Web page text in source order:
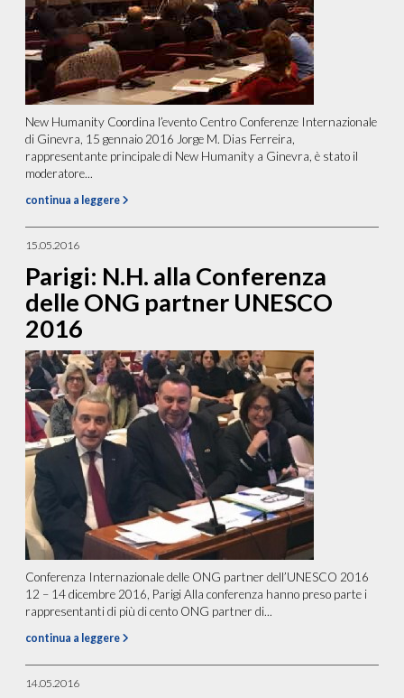
New Humanity Coordina l’evento Centro Conferenze Internazionale
di Ginevra, 15 gennaio 2016 Jorge M. Dias Ferreira,
rappresentante principale di New Humanity a Ginevra, è stato il
moderatore...
continua a leggere
15.05.2016
Parigi: N.H. alla Conferenza
delle ONG partner UNESCO
2016
Conferenza Internazionale delle ONG partner dell’UNESCO 2016
12 – 14 dicembre 2016, Parigi Alla conferenza hanno preso parte i
rappresentanti di più di cento ONG partner di...
continua a leggere
14.05.2016